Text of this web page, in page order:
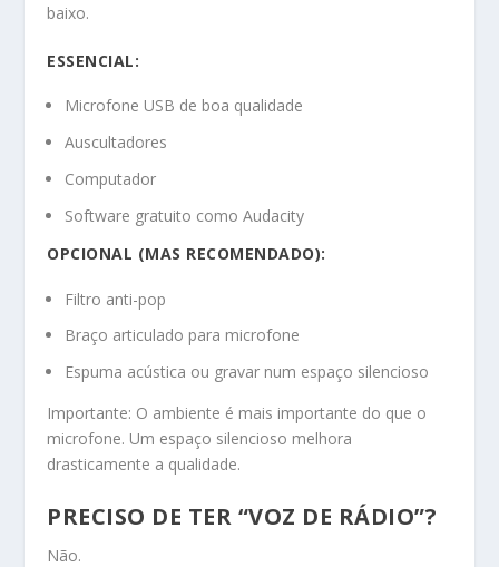
baixo.
ESSENCIAL:
Microfone USB de boa qualidade
Auscultadores
Computador
Software gratuito como Audacity
OPCIONAL (MAS RECOMENDADO):
Filtro anti-pop
Braço articulado para microfone
Espuma acústica ou gravar num espaço silencioso
Importante: O ambiente é mais importante do que o
microfone. Um espaço silencioso melhora
drasticamente a qualidade.
PRECISO DE TER “VOZ DE RÁDIO”?
Não.